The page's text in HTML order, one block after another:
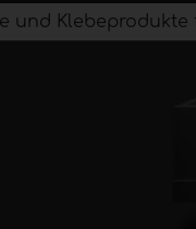
und